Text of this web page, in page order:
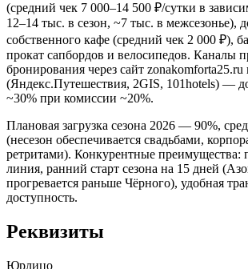
(средний чек 7 000–14 500 ₽/сутки в
12–14 тыс. в сезон, ~7 тыс. в межсезонье),
собственного кафе (средний чек 2 000 ₽),
прокат сапбордов и велосипедов. Каналы
бронирования через сайт zonakomforta25.ru
(Яндекс.Путешествия, 2GIS, 101hotels) —
~30% при комиссии ~20%.
Плановая загрузка сезона 2026 — 90%,
(несезон обеспечивается свадьбами,
ретритами). Конкурентные преимущества:
линия, ранний старт сезона на 15 дней
прогревается раньше Чёрного), удобная
доступность.
Реквизиты
Юрлицо